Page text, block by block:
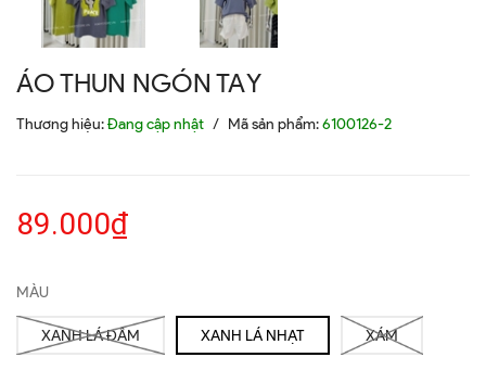
ÁO THUN NGÓN TAY
Thương hiệu:Đang cập nhật / Mã sản phẩm:6100126-2
89.000₫
MÀU
XANH LÁ ĐẬM XANH LÁ NHẠT XÁM